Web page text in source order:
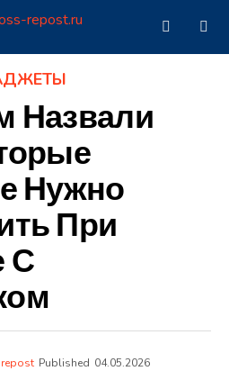
Назвали
Нужно
При
С
Published 04.05.2026